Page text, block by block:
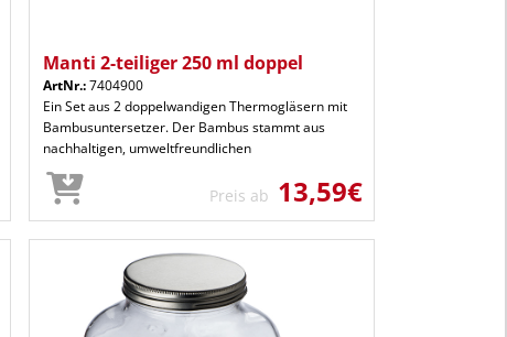
Manti 2-teiliger 250 ml doppel
ArtNr.:7404900
Ein Set aus 2 doppelwandigen Thermogläsern mit
Bambusuntersetzer. Der Bambus stammt aus
nachhaltigen, umweltfreundlichen
Preis ab 13,59€